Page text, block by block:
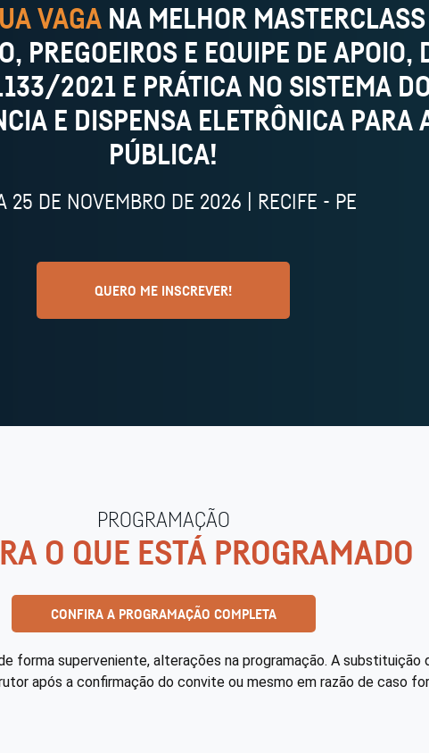
VAGA NA MELHOR
PREGOEIROS E EQUIPE DE APOIO,
2021 E PRÁTICA NO SISTEMA
E DISPENSA ELETRÔNICA PARA
PÚBLICA!
25 DE NOVEMBRO DE 2026 | RECIFE - PE
QUERO ME INSCREVER!
PROGRAMAÇÃO
O QUE ESTÁ PROGRAMADO
CONFIRA A PROGRAMAÇÃO COMPLETA
forma superveniente, alterações na programação. A
após a confirmação do convite ou mesmo em razão de caso